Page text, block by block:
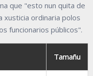
que "esto nun quita de
ordinaria polos
funcionarios públicos".
Tamañu